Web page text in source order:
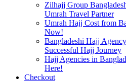
Zilhajj Group
Umrah Travel Partner
Umrah Hajj Cost from
Now!
Bangladeshi Hajj
Successful Hajj Journey
Hajj Agencies in
Here!
Checkout